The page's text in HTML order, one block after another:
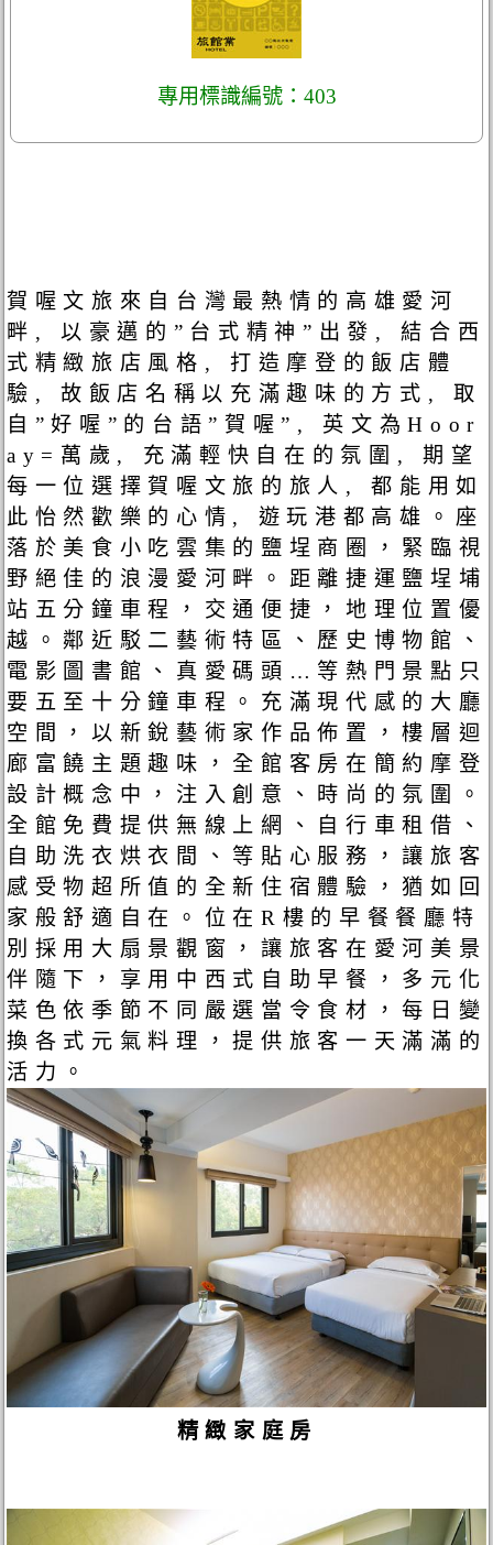
專用標識編號：403
賀喔文旅來自台灣最熱情的高雄愛河
畔, 以豪邁的”台式精神”出發, 結合西
式精緻旅店風格, 打造摩登的飯店體
驗, 故飯店名稱以充滿趣味的方式, 取
自”好喔”的台語”賀喔”, 英文為Hoor
ay=萬歲, 充滿輕快自在的氛圍, 期望
每一位選擇賀喔文旅的旅人, 都能用如
此怡然歡樂的心情, 遊玩港都高雄。座
落於美食小吃雲集的鹽埕商圈，緊臨視
野絕佳的浪漫愛河畔。距離捷運鹽埕埔
站五分鐘車程，交通便捷，地理位置優
越。鄰近駁二藝術特區、歷史博物館、
電影圖書館、真愛碼頭…等熱門景點只
要五至十分鐘車程。充滿現代感的大廳
空間，以新銳藝術家作品佈置，樓層迴
廊富饒主題趣味，全館客房在簡約摩登
設計概念中，注入創意、時尚的氛圍。
全館免費提供無線上網、自行車租借、
自助洗衣烘衣間、等貼心服務，讓旅客
感受物超所值的全新住宿體驗，猶如回
家般舒適自在。位在R樓的早餐餐廳特
別採用大扇景觀窗，讓旅客在愛河美景
伴隨下，享用中西式自助早餐，多元化
菜色依季節不同嚴選當令食材，每日變
換各式元氣料理，提供旅客一天滿滿的
活力。
精緻家庭房